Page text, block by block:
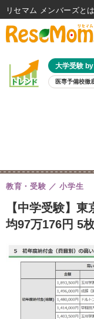
大学受験
医専予備校徹
【中学受験】
均97万176円 5
教育・受験 小学生
リセマム メンバーズ